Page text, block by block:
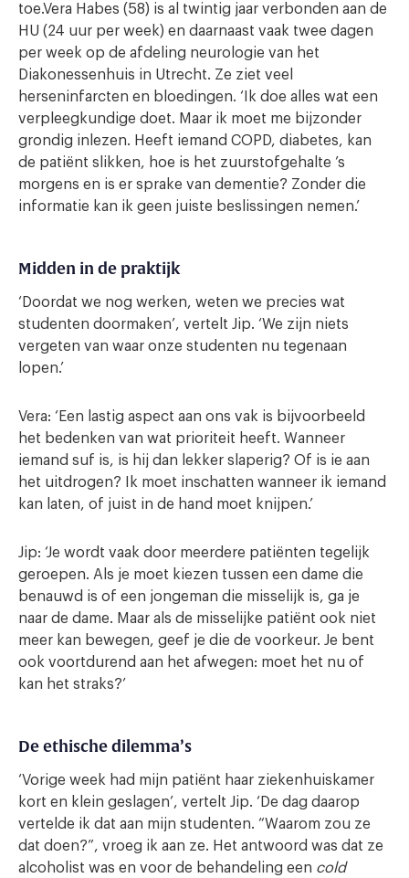
toe.Vera Habes (58) is al twintig jaar verbonden aan de
HU (24 uur per week) en daarnaast vaak twee dagen
per week op de afdeling neurologie van het
Diakonessenhuis in Utrecht. Ze ziet veel
herseninfarcten en bloedingen. ‘Ik doe alles wat een
verpleegkundige doet. Maar ik moet me bijzonder
grondig inlezen. Heeft iemand COPD, diabetes, kan
de patiënt slikken, hoe is het zuurstofgehalte ’s
morgens en is er sprake van dementie? Zonder die
informatie kan ik geen juiste beslissingen nemen.’
Midden in de praktijk
‘Doordat we nog werken, weten we precies wat
studenten doormaken’, vertelt Jip. ‘We zijn niets
vergeten van waar onze studenten nu tegenaan
lopen.’
Vera: ‘Een lastig aspect aan ons vak is bijvoorbeeld
het bedenken van wat prioriteit heeft. Wanneer
iemand suf is, is hij dan lekker slaperig? Of is ie aan
het uitdrogen? Ik moet inschatten wanneer ik iemand
kan laten, of juist in de hand moet knijpen.’
Jip: ‘Je wordt vaak door meerdere patiënten tegelijk
geroepen. Als je moet kiezen tussen een dame die
benauwd is of een jongeman die misselijk is, ga je
naar de dame. Maar als de misselijke patiënt ook niet
meer kan bewegen, geef je die de voorkeur. Je bent
ook voortdurend aan het afwegen: moet het nu of
kan het straks?’
De ethische dilemma’s
‘Vorige week had mijn patiënt haar ziekenhuiskamer
kort en klein geslagen’, vertelt Jip. ‘De dag daarop
vertelde ik dat aan mijn studenten. “Waarom zou ze
dat doen?”, vroeg ik aan ze. Het antwoord was dat ze
alcoholist was en voor de behandeling een cold